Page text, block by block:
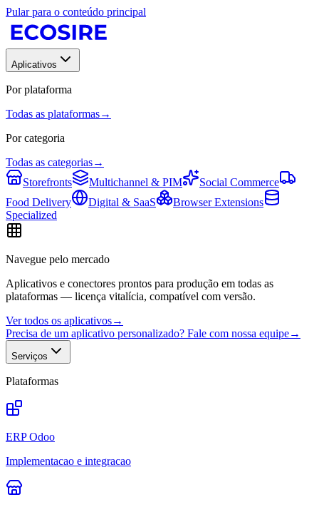
Pular para o conteúdo principal
Aplicativos
Por plataforma
Todas as plataformas→
Por categoria
Todas as categorias→
Storefronts
Multichannel & PIM
Social Commerce
Food Delivery
Digital & SaaS
Browser Extensions
Specialized
Navegue pelo mercado
Aplicativos e conectores prontos para produção em todas as
plataformas — licença vitalícia, compatível com versão.
Ver todos os aplicativos→
Precisa de um aplicativo personalizado? Fale com nossa equipe→
Serviços
Plataformas
ERP Odoo
Implementacao e integracao